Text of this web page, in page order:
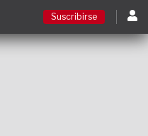
Suscribirse